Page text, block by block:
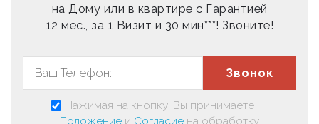
на Дому или в квартире с Гарантией
12 мес., за 1 Визит и 30 мин***! Звоните!
Звонок
Нажимая на кнопку, Вы принимаете
Положение и Согласие на обработку